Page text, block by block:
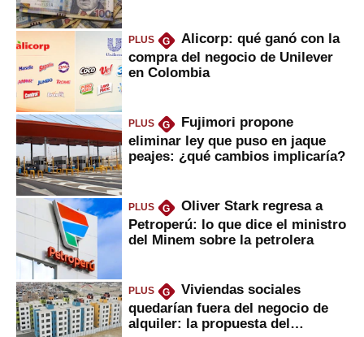
PLUS G
Alicorp: qué ganó con la
compra del negocio de Unilever
en Colombia
PLUS G
Fujimori propone
eliminar ley que puso en jaque
peajes: ¿qué cambios implicaría?
PLUS G
Oliver Stark regresa a
Petroperú: lo que dice el ministro
del Minem sobre la petrolera
PLUS G
Viviendas sociales
quedarían fuera del negocio de
alquiler: la propuesta del